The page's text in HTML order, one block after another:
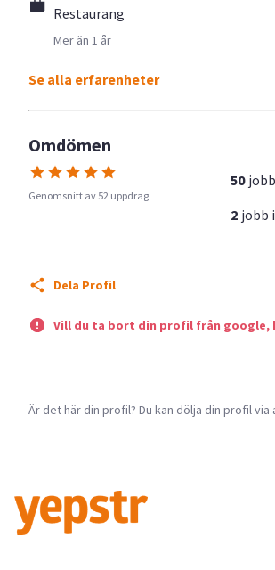
Restaurang
Mer än 1 år
Se alla erfarenheter
Omdömen
Genomsnitt av 52 uppdrag
50
2 jobb
Dela Profil
Vill du ta bort din profil från google,
Är det här din profil? Du kan dölja din profil via